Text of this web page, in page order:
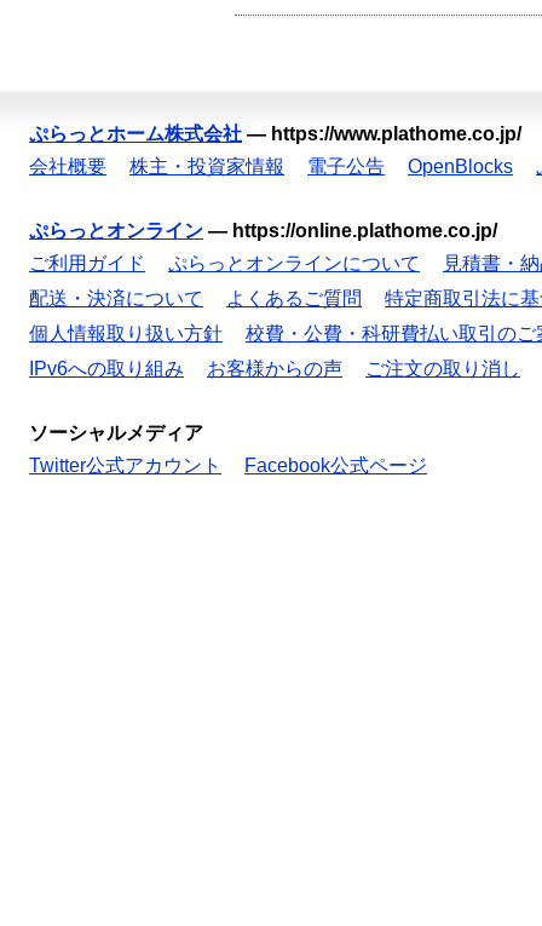
ぷらっとホーム株式会社 — https://www.plathome.co.jp/
会社概要
株主・投資家情報 電子公告 OpenBlocks
ぷらっとオンライン — https://online.plathome.co.jp/
ご利用ガイド
ぷらっとオンラインについて
見積書・
配送・決済について
よくあるご質問
特定商取引法に
個人情報取り扱い方針
校費・公費・科研費払い取引のご
IPv6への取り組み
お客様からの声 ご注文の取り消し
ソーシャルメディア
Twitter公式アカウント
Facebook公式ページ